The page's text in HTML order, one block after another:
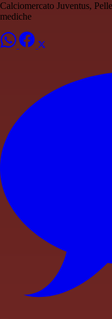
Calciomercato Juventus,
mediche